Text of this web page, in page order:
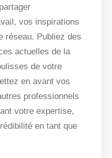
vos inspirations
réseau. Publiez des
actuelles de la
de votre
en avant vos
professionnels
votre expertise,
en tant que